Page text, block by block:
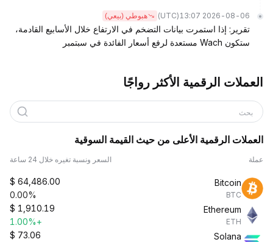
2026-08-06 13:07
(UTC) هبوطي (بيعي)
تقرير: إذا استمرت بيانات التضخم في الارتفاع خلال الأسابيع القادمة،
ستكون Wach مستعدة لرفع أسعار الفائدة في سبتمبر
العملات الرقمية الأكثر رواجًا
بحث
العملات الرقمية الأعلى من حيث القيمة السوقية
عملة السعر ونسبة تغيره خلال 24 ساعة
Bitcoin
BTC
$ 64,486.00
0.00%
Ethereum
ETH
$ 1,910.19
+1.00%
Solana
$ 73.06